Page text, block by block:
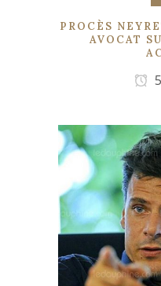
PROCÈS
AVOCAT